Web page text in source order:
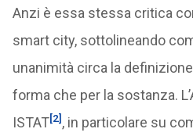
Anzi è essa stessa critica
smart city, sottolineando
unanimità circa la
forma che per la sostanza.
ISTAT[2] , in particolare su